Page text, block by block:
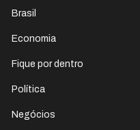
Brasil
Economia
Fique por dentro
Política
Negócios